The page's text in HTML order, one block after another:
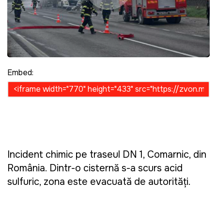
Embed:
Incident chimic pe traseul DN 1, Comarnic, din
România. Dintr-o cisternă s-a scurs acid
sulfuric, zona este evacuată de autorități.